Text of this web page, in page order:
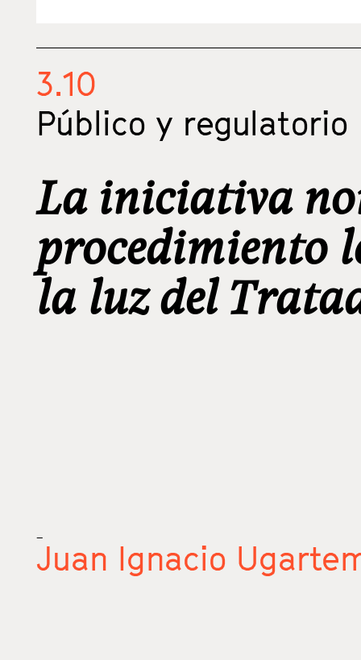
3.10
Público y regulatorio
La iniciativa
procedimiento
la luz del
_
Juan Ignacio